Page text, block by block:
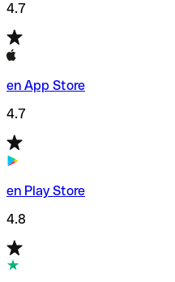
4.7
en App Store
4.7
en Play Store
4.8